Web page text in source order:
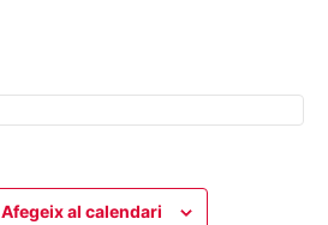
Afegeix al calendari